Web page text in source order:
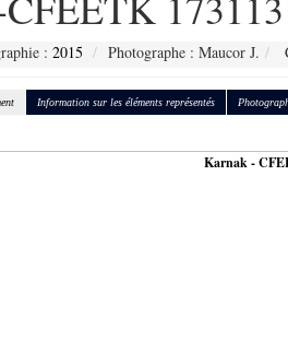
: 2015 Photographe : Maucor J.
Information sur les éléments représentés